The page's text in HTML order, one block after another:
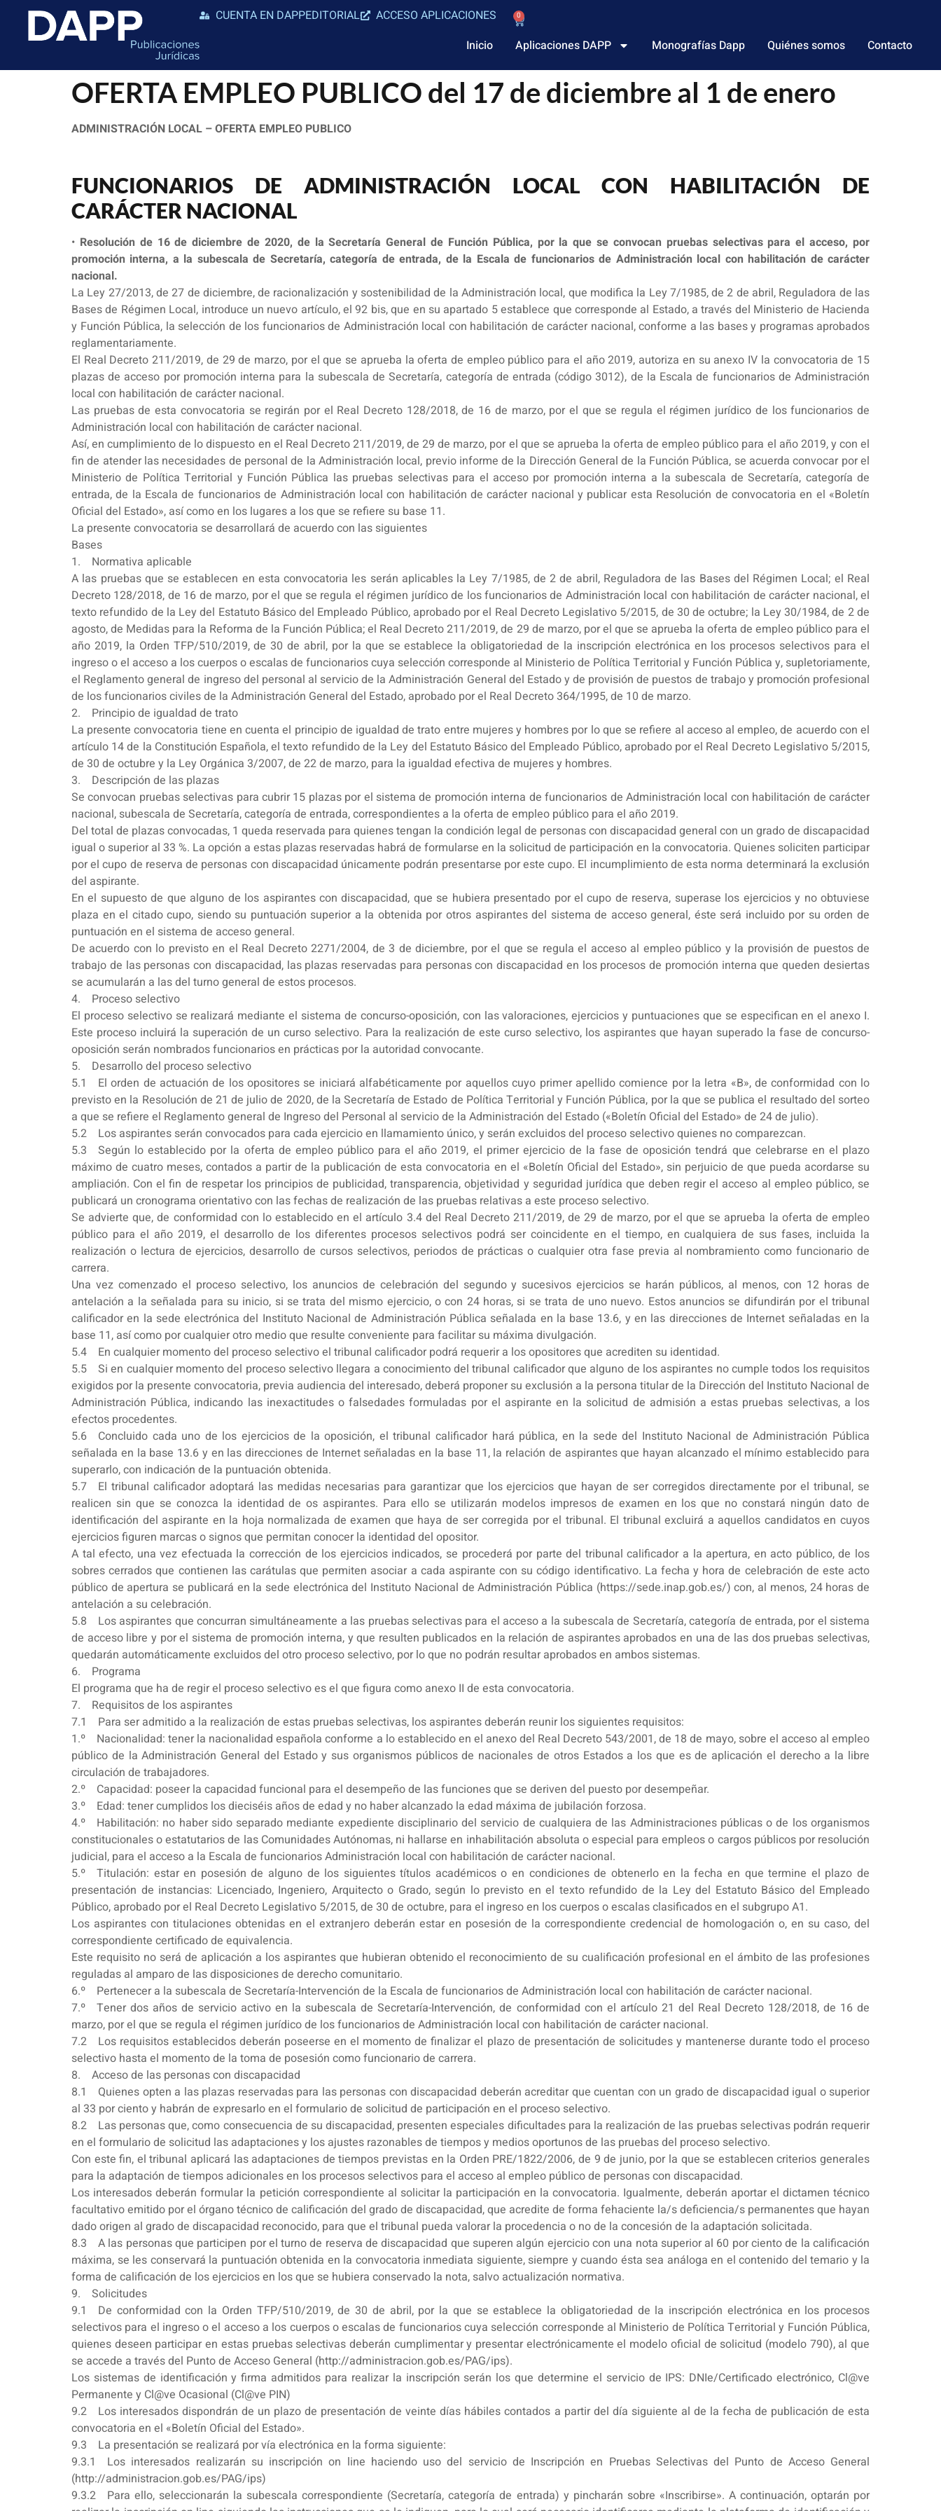
CUENTA EN DAPPEDITORIAL ACCESO APLICACIONES 0
Inicio Aplicaciones DAPP Monografías Dapp Quiénes somos Contacto
OFERTA EMPLEO PUBLICO del 17 de diciembre al 1 de enero
ADMINISTRACIÓN LOCAL – OFERTA EMPLEO PUBLICO
FUNCIONARIOS DE ADMINISTRACIÓN LOCAL CON HABILITACIÓN DE
CARÁCTER NACIONAL
• Resolución de 16 de diciembre de 2020, de la Secretaría General de Función Pública, por la que se convocan pruebas selectivas para el acceso, por
promoción interna, a la subescala de Secretaría, categoría de entrada, de la Escala de funcionarios de Administración local con habilitación de carácter
nacional.
La Ley 27/2013, de 27 de diciembre, de racionalización y sostenibilidad de la Administración local, que modifica la Ley 7/1985, de 2 de abril, Reguladora de las
Bases de Régimen Local, introduce un nuevo artículo, el 92 bis, que en su apartado 5 establece que corresponde al Estado, a través del Ministerio de Hacienda
y Función Pública, la selección de los funcionarios de Administración local con habilitación de carácter nacional, conforme a las bases y programas aprobados
reglamentariamente.
El Real Decreto 211/2019, de 29 de marzo, por el que se aprueba la oferta de empleo público para el año 2019, autoriza en su anexo IV la convocatoria de 15
plazas de acceso por promoción interna para la subescala de Secretaría, categoría de entrada (código 3012), de la Escala de funcionarios de Administración
local con habilitación de carácter nacional.
Las pruebas de esta convocatoria se regirán por el Real Decreto 128/2018, de 16 de marzo, por el que se regula el régimen jurídico de los funcionarios de
Administración local con habilitación de carácter nacional.
Así, en cumplimiento de lo dispuesto en el Real Decreto 211/2019, de 29 de marzo, por el que se aprueba la oferta de empleo público para el año 2019, y con el
fin de atender las necesidades de personal de la Administración local, previo informe de la Dirección General de la Función Pública, se acuerda convocar por el
Ministerio de Política Territorial y Función Pública las pruebas selectivas para el acceso por promoción interna a la subescala de Secretaría, categoría de
entrada, de la Escala de funcionarios de Administración local con habilitación de carácter nacional y publicar esta Resolución de convocatoria en el «Boletín
Oficial del Estado», así como en los lugares a los que se refiere su base 11.
La presente convocatoria se desarrollará de acuerdo con las siguientes
Bases
1. Normativa aplicable
A las pruebas que se establecen en esta convocatoria les serán aplicables la Ley 7/1985, de 2 de abril, Reguladora de las Bases del Régimen Local; el Real
Decreto 128/2018, de 16 de marzo, por el que se regula el régimen jurídico de los funcionarios de Administración local con habilitación de carácter nacional, el
texto refundido de la Ley del Estatuto Básico del Empleado Público, aprobado por el Real Decreto Legislativo 5/2015, de 30 de octubre; la Ley 30/1984, de 2 de
agosto, de Medidas para la Reforma de la Función Pública; el Real Decreto 211/2019, de 29 de marzo, por el que se aprueba la oferta de empleo público para el
año 2019, la Orden TFP/510/2019, de 30 de abril, por la que se establece la obligatoriedad de la inscripción electrónica en los procesos selectivos para el
ingreso o el acceso a los cuerpos o escalas de funcionarios cuya selección corresponde al Ministerio de Política Territorial y Función Pública y, supletoriamente,
el Reglamento general de ingreso del personal al servicio de la Administración General del Estado y de provisión de puestos de trabajo y promoción profesional
de los funcionarios civiles de la Administración General del Estado, aprobado por el Real Decreto 364/1995, de 10 de marzo.
2. Principio de igualdad de trato
La presente convocatoria tiene en cuenta el principio de igualdad de trato entre mujeres y hombres por lo que se refiere al acceso al empleo, de acuerdo con el
artículo 14 de la Constitución Española, el texto refundido de la Ley del Estatuto Básico del Empleado Público, aprobado por el Real Decreto Legislativo 5/2015,
de 30 de octubre y la Ley Orgánica 3/2007, de 22 de marzo, para la igualdad efectiva de mujeres y hombres.
3. Descripción de las plazas
Se convocan pruebas selectivas para cubrir 15 plazas por el sistema de promoción interna de funcionarios de Administración local con habilitación de carácter
nacional, subescala de Secretaría, categoría de entrada, correspondientes a la oferta de empleo público para el año 2019.
Del total de plazas convocadas, 1 queda reservada para quienes tengan la condición legal de personas con discapacidad general con un grado de discapacidad
igual o superior al 33 %. La opción a estas plazas reservadas habrá de formularse en la solicitud de participación en la convocatoria. Quienes soliciten participar
por el cupo de reserva de personas con discapacidad únicamente podrán presentarse por este cupo. El incumplimiento de esta norma determinará la exclusión
del aspirante.
En el supuesto de que alguno de los aspirantes con discapacidad, que se hubiera presentado por el cupo de reserva, superase los ejercicios y no obtuviese
plaza en el citado cupo, siendo su puntuación superior a la obtenida por otros aspirantes del sistema de acceso general, éste será incluido por su orden de
puntuación en el sistema de acceso general.
De acuerdo con lo previsto en el Real Decreto 2271/2004, de 3 de diciembre, por el que se regula el acceso al empleo público y la provisión de puestos de
trabajo de las personas con discapacidad, las plazas reservadas para personas con discapacidad en los procesos de promoción interna que queden desiertas
se acumularán a las del turno general de estos procesos.
4. Proceso selectivo
El proceso selectivo se realizará mediante el sistema de concurso-oposición, con las valoraciones, ejercicios y puntuaciones que se especifican en el anexo I.
Este proceso incluirá la superación de un curso selectivo. Para la realización de este curso selectivo, los aspirantes que hayan superado la fase de concurso-
oposición serán nombrados funcionarios en prácticas por la autoridad convocante.
5. Desarrollo del proceso selectivo
5.1 El orden de actuación de los opositores se iniciará alfabéticamente por aquellos cuyo primer apellido comience por la letra «B», de conformidad con lo
previsto en la Resolución de 21 de julio de 2020, de la Secretaría de Estado de Política Territorial y Función Pública, por la que se publica el resultado del sorteo
a que se refiere el Reglamento general de Ingreso del Personal al servicio de la Administración del Estado («Boletín Oficial del Estado» de 24 de julio).
5.2 Los aspirantes serán convocados para cada ejercicio en llamamiento único, y serán excluidos del proceso selectivo quienes no comparezcan.
5.3 Según lo establecido por la oferta de empleo público para el año 2019, el primer ejercicio de la fase de oposición tendrá que celebrarse en el plazo
máximo de cuatro meses, contados a partir de la publicación de esta convocatoria en el «Boletín Oficial del Estado», sin perjuicio de que pueda acordarse su
ampliación. Con el fin de respetar los principios de publicidad, transparencia, objetividad y seguridad jurídica que deben regir el acceso al empleo público, se
publicará un cronograma orientativo con las fechas de realización de las pruebas relativas a este proceso selectivo.
Se advierte que, de conformidad con lo establecido en el artículo 3.4 del Real Decreto 211/2019, de 29 de marzo, por el que se aprueba la oferta de empleo
público para el año 2019, el desarrollo de los diferentes procesos selectivos podrá ser coincidente en el tiempo, en cualquiera de sus fases, incluida la
realización o lectura de ejercicios, desarrollo de cursos selectivos, periodos de prácticas o cualquier otra fase previa al nombramiento como funcionario de
carrera.
Una vez comenzado el proceso selectivo, los anuncios de celebración del segundo y sucesivos ejercicios se harán públicos, al menos, con 12 horas de
antelación a la señalada para su inicio, si se trata del mismo ejercicio, o con 24 horas, si se trata de uno nuevo. Estos anuncios se difundirán por el tribunal
calificador en la sede electrónica del Instituto Nacional de Administración Pública señalada en la base 13.6, y en las direcciones de Internet señaladas en la
base 11, así como por cualquier otro medio que resulte conveniente para facilitar su máxima divulgación.
5.4 En cualquier momento del proceso selectivo el tribunal calificador podrá requerir a los opositores que acrediten su identidad.
5.5 Si en cualquier momento del proceso selectivo llegara a conocimiento del tribunal calificador que alguno de los aspirantes no cumple todos los requisitos
exigidos por la presente convocatoria, previa audiencia del interesado, deberá proponer su exclusión a la persona titular de la Dirección del Instituto Nacional de
Administración Pública, indicando las inexactitudes o falsedades formuladas por el aspirante en la solicitud de admisión a estas pruebas selectivas, a los
efectos procedentes.
5.6 Concluido cada uno de los ejercicios de la oposición, el tribunal calificador hará pública, en la sede del Instituto Nacional de Administración Pública
señalada en la base 13.6 y en las direcciones de Internet señaladas en la base 11, la relación de aspirantes que hayan alcanzado el mínimo establecido para
superarlo, con indicación de la puntuación obtenida.
5.7 El tribunal calificador adoptará las medidas necesarias para garantizar que los ejercicios que hayan de ser corregidos directamente por el tribunal, se
realicen sin que se conozca la identidad de os aspirantes. Para ello se utilizarán modelos impresos de examen en los que no constará ningún dato de
identificación del aspirante en la hoja normalizada de examen que haya de ser corregida por el tribunal. El tribunal excluirá a aquellos candidatos en cuyos
ejercicios figuren marcas o signos que permitan conocer la identidad del opositor.
A tal efecto, una vez efectuada la corrección de los ejercicios indicados, se procederá por parte del tribunal calificador a la apertura, en acto público, de los
sobres cerrados que contienen las carátulas que permiten asociar a cada aspirante con su código identificativo. La fecha y hora de celebración de este acto
público de apertura se publicará en la sede electrónica del Instituto Nacional de Administración Pública (https://sede.inap.gob.es/) con, al menos, 24 horas de
antelación a su celebración.
5.8 Los aspirantes que concurran simultáneamente a las pruebas selectivas para el acceso a la subescala de Secretaría, categoría de entrada, por el sistema
de acceso libre y por el sistema de promoción interna, y que resulten publicados en la relación de aspirantes aprobados en una de las dos pruebas selectivas,
quedarán automáticamente excluidos del otro proceso selectivo, por lo que no podrán resultar aprobados en ambos sistemas.
6. Programa
El programa que ha de regir el proceso selectivo es el que figura como anexo II de esta convocatoria.
7. Requisitos de los aspirantes
7.1 Para ser admitido a la realización de estas pruebas selectivas, los aspirantes deberán reunir los siguientes requisitos:
1.º Nacionalidad: tener la nacionalidad española conforme a lo establecido en el anexo del Real Decreto 543/2001, de 18 de mayo, sobre el acceso al empleo
público de la Administración General del Estado y sus organismos públicos de nacionales de otros Estados a los que es de aplicación el derecho a la libre
circulación de trabajadores.
2.º Capacidad: poseer la capacidad funcional para el desempeño de las funciones que se deriven del puesto por desempeñar.
3.º Edad: tener cumplidos los dieciséis años de edad y no haber alcanzado la edad máxima de jubilación forzosa.
4.º Habilitación: no haber sido separado mediante expediente disciplinario del servicio de cualquiera de las Administraciones públicas o de los organismos
constitucionales o estatutarios de las Comunidades Autónomas, ni hallarse en inhabilitación absoluta o especial para empleos o cargos públicos por resolución
judicial, para el acceso a la Escala de funcionarios Administración local con habilitación de carácter nacional.
5.º Titulación: estar en posesión de alguno de los siguientes títulos académicos o en condiciones de obtenerlo en la fecha en que termine el plazo de
presentación de instancias: Licenciado, Ingeniero, Arquitecto o Grado, según lo previsto en el texto refundido de la Ley del Estatuto Básico del Empleado
Público, aprobado por el Real Decreto Legislativo 5/2015, de 30 de octubre, para el ingreso en los cuerpos o escalas clasificados en el subgrupo A1.
Los aspirantes con titulaciones obtenidas en el extranjero deberán estar en posesión de la correspondiente credencial de homologación o, en su caso, del
correspondiente certificado de equivalencia.
Este requisito no será de aplicación a los aspirantes que hubieran obtenido el reconocimiento de su cualificación profesional en el ámbito de las profesiones
reguladas al amparo de las disposiciones de derecho comunitario.
6.º Pertenecer a la subescala de Secretaría-Intervención de la Escala de funcionarios de Administración local con habilitación de carácter nacional.
7.º Tener dos años de servicio activo en la subescala de Secretaría-Intervención, de conformidad con el artículo 21 del Real Decreto 128/2018, de 16 de
marzo, por el que se regula el régimen jurídico de los funcionarios de Administración local con habilitación de carácter nacional.
7.2 Los requisitos establecidos deberán poseerse en el momento de finalizar el plazo de presentación de solicitudes y mantenerse durante todo el proceso
selectivo hasta el momento de la toma de posesión como funcionario de carrera.
8. Acceso de las personas con discapacidad
8.1 Quienes opten a las plazas reservadas para las personas con discapacidad deberán acreditar que cuentan con un grado de discapacidad igual o superior
al 33 por ciento y habrán de expresarlo en el formulario de solicitud de participación en el proceso selectivo.
8.2 Las personas que, como consecuencia de su discapacidad, presenten especiales dificultades para la realización de las pruebas selectivas podrán requerir
en el formulario de solicitud las adaptaciones y los ajustes razonables de tiempos y medios oportunos de las pruebas del proceso selectivo.
Con este fin, el tribunal aplicará las adaptaciones de tiempos previstas en la Orden PRE/1822/2006, de 9 de junio, por la que se establecen criterios generales
para la adaptación de tiempos adicionales en los procesos selectivos para el acceso al empleo público de personas con discapacidad.
Los interesados deberán formular la petición correspondiente al solicitar la participación en la convocatoria. Igualmente, deberán aportar el dictamen técnico
facultativo emitido por el órgano técnico de calificación del grado de discapacidad, que acredite de forma fehaciente la/s deficiencia/s permanentes que hayan
dado origen al grado de discapacidad reconocido, para que el tribunal pueda valorar la procedencia o no de la concesión de la adaptación solicitada.
8.3 A las personas que participen por el turno de reserva de discapacidad que superen algún ejercicio con una nota superior al 60 por ciento de la calificación
máxima, se les conservará la puntuación obtenida en la convocatoria inmediata siguiente, siempre y cuando ésta sea análoga en el contenido del temario y la
forma de calificación de los ejercicios en los que se hubiera conservado la nota, salvo actualización normativa.
9. Solicitudes
9.1 De conformidad con la Orden TFP/510/2019, de 30 de abril, por la que se establece la obligatoriedad de la inscripción electrónica en los procesos
selectivos para el ingreso o el acceso a los cuerpos o escalas de funcionarios cuya selección corresponde al Ministerio de Política Territorial y Función Pública,
quienes deseen participar en estas pruebas selectivas deberán cumplimentar y presentar electrónicamente el modelo oficial de solicitud (modelo 790), al que
se accede a través del Punto de Acceso General (http://administracion.gob.es/PAG/ips).
Los sistemas de identificación y firma admitidos para realizar la inscripción serán los que determine el servicio de IPS: DNIe/Certificado electrónico, Cl@ve
Permanente y Cl@ve Ocasional (Cl@ve PIN)
9.2 Los interesados dispondrán de un plazo de presentación de veinte días hábiles contados a partir del día siguiente al de la fecha de publicación de esta
convocatoria en el «Boletín Oficial del Estado».
9.3 La presentación se realizará por vía electrónica en la forma siguiente:
9.3.1 Los interesados realizarán su inscripción on line haciendo uso del servicio de Inscripción en Pruebas Selectivas del Punto de Acceso General
(http://administracion.gob.es/PAG/ips)
9.3.2 Para ello, seleccionarán la subescala correspondiente (Secretaría, categoría de entrada) y pincharán sobre «Inscribirse». A continuación, optarán por